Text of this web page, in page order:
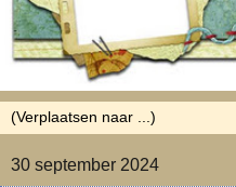
30 september 2024